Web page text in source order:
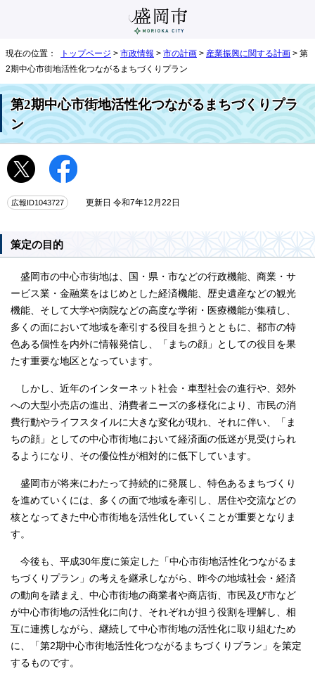
現在の位置： トップページ > 市政情報 > 市の計画 > 産業振興に関する計画 > 第
2期中心市街地活性化つながるまちづくりプラン
第2期中心市街地活性化つながるまちづくりプラ
ン
広報ID1043727 更新日 令和7年12月22日
策定の目的
盛岡市の中心市街地は、国・県・市などの行政機能、商業・サ
ービス業・金融業をはじめとした経済機能、歴史遺産などの観光
機能、そして大学や病院などの高度な学術・医療機能が集積し、
多くの面において地域を牽引する役目を担うとともに、都市の特
色ある個性を内外に情報発信し、「まちの顔」としての役目を果
たす重要な地区となっています。
しかし、近年のインターネット社会・車型社会の進行や、郊外
への大型小売店の進出、消費者ニーズの多様化により、市民の消
費行動やライフスタイルに大きな変化が現れ、それに伴い、「ま
ちの顔」としての中心市街地において経済面の低迷が見受けられ
るようになり、その優位性が相対的に低下しています。
盛岡市が将来にわたって持続的に発展し、特色あるまちづくり
を進めていくには、多くの面で地域を牽引し、居住や交流などの
核となってきた中心市街地を活性化していくことが重要となりま
す。
今後も、平成30年度に策定した「中心市街地活性化つながるま
ちづくりプラン」の考えを継承しながら、昨今の地域社会・経済
の動向を踏まえ、中心市街地の商業者や商店街、市民及び市など
が中心市街地の活性化に向け、それぞれが担う役割を理解し、相
互に連携しながら、継続して中心市街地の活性化に取り組むため
に、「第2期中心市街地活性化つながるまちづくりプラン」を策定
するものです。